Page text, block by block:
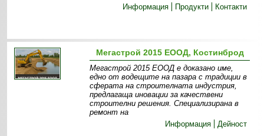
Информация
Продукти Контакти
Мегастрой 2015 ЕООД, Костинброд
Мегастрой 2015 ЕООД е доказано име,
едно от водещите на пазара с традиции в
сферата на строителната индустрия,
предлагаща иновации за качествени
строителни решения. Специализирана в
ремонт на
Информация
Дейност